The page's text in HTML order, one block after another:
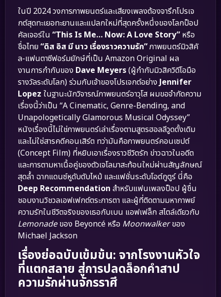
ในปี 2024 วงการภาพยนตร์และเสียงเพลงต้องจารึกโปรเจ
กต์สุดทะเยอทะยานและแปลกใหม่ที่สุดครั้งหนึ่งของโลกป็อป
คัลเจอร์ใน “This Is Me… Now: A Love Story” หรือ
ชื่อไทย“ดิส อิส มี นาว เรื่องราวความรัก”ภาพยนตร์มิวสิคั
ล-แฟนตาซีฟอร์มยักษ์ที่เป็น Amazon Original ผล
งานการกำกับของ Dave Meyers(ผู้กำกับมิวสิควิดีโอมือ
รางวัลระดับโลก) ร่วมกับเจ้าของโปรเจกต์อย่าง Jennifer
Lopez ในฐานะนักวิจารณ์ภาพยนตร์อาวุโส ผมขอจำกัดความ
เรื่องนี้ว่าเป็น “A Cinematic, Genre-Bending, and
Unapologetically Glamorous Musical Odyssey”
หนังเรื่องนี้ไม่ใช่ภาพยนตร์เล่าเรื่องตามสูตรฮอลลีวูดดั้งเดิม
และไม่ใช่สารคดีคอนเสิร์ต ทว่ามันคือภาพยนตร์คอนเซปต์
(Concept Film) ที่หยิบเอาเรื่องราวชีวิตรัก ข่าวฉาวในอดีต
และการตามหาเนื้อคู่ของตัวเจโลมาสะท้อนใหม่ผ่านสัญลักษณ์
สุดล้ำ ฉากแดนซ์หูดับตับไหม้ และแฟชั่นระดับโอต์กูตูร์ นี่คือ
Deep Recommendation สำหรับแฟนเพลงป็อป ผู้ชื่น
ชอบงานวิชวลเอฟเฟกต์ตระการตา และผู้ที่ติดตามมหากาพย์
ความรักในชีวิตจริงของเธอกับเบน แอฟเฟล็ก สไตล์เดียวกับ
Lemonadeของ Beyoncé หรือ Moonwalkerของ
Michael Jackson
เรื่องย่อฉบับเข้มข้น: จากโรงงานหัวใจ
ที่แตกสลาย สู่การปลดล็อกคำสาป
ความรักผ่านจักรราศี